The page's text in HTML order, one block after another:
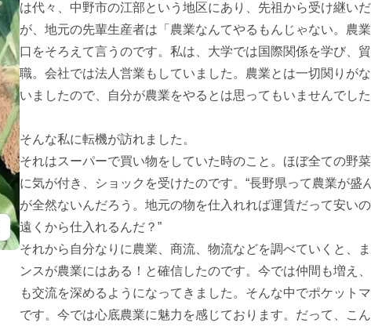
は代々、中野市の江部という地区にあり、先祖から受け継い
が、地元の先輩生産者は「農業なんてやるもんじゃない。農
口をそろえて言うのです。私は、大学では国際関係を学び、
職。会社では法人営業もしていました。農業とは一切関りが
いましたので、自分が農業をやるとは思ってもいませんでした
そんな私に転機が訪れました。
それはスーパーで買い物をしていた時のこと。ほぼ全ての野
に気が付き、ショックを受けたのです。“長野県って農業が盛
が全然ないんだろう。地元の物を仕入れれば運賃だって安い
遠くから仕入れるんだ？”
それから自分なりに農業、商流、物流などを調べていくと、
ンスが農業にはある！と確信したのです。今では仲間も増え
も交流を深めるようになってきました。そんな中でポケット
です。今では心底農業に魅力を感じております。だって、こ